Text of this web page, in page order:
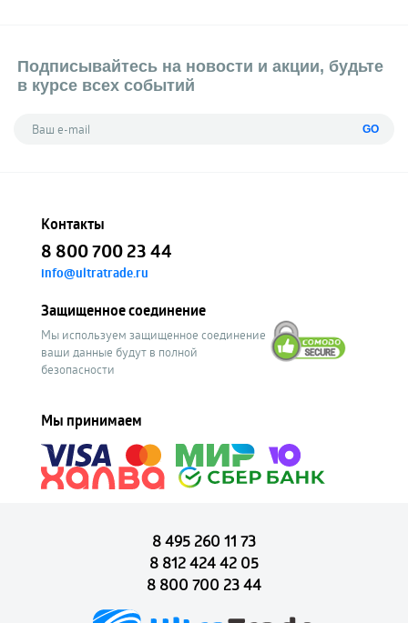
Подписывайтесь на новости и акции, будьте
в курсе всех событий
GO
Контакты
8 800 700 23 44
info@ultratrade.ru
Защищенное соединение
Мы используем защищенное соединение
ваши данные будут в полной
безопасности
Мы принимаем
8 495 260 11 73
8 812 424 42 05
8 800 700 23 44